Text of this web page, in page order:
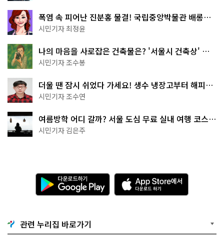
폭염 속 피어난 진분홍 물결! 국립중앙박물관 배롱나
무 명소
시민기자 최정윤
나의 마음을 사로잡은 건축물은? '서울시 건축상' 수
상작 공개!
시민기자 조수봉
더울 땐 잠시 쉬었다 가세요! 생수 냉장고부터 해피소
·무더위쉼터까지
시민기자 조수연
여름방학 어디 갈까? 서울 도심 무료 실내 여행 코스
추천
시민기자 김은주
다
운
로
기
G
o
A
p
p
e
관련 누리집 바로가기